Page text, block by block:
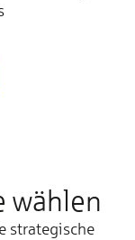
wählen
strategische